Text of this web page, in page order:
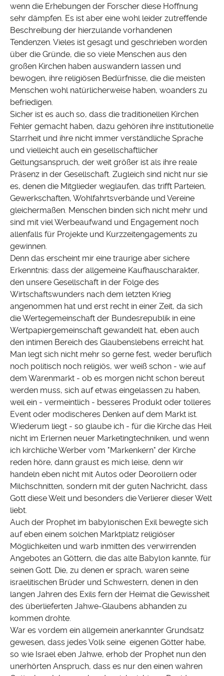
wenn die Erhebungen der Forscher diese Hoffnung
sehr dämpfen. Es ist aber eine wohl leider zutreffende
Beschreibung der hierzulande vorhandenen
Tendenzen. Vieles ist gesagt und geschrieben worden
über die Gründe, die so viele Menschen aus den
großen Kirchen haben auswandern lassen und
bewogen, ihre religiösen Bedürfnisse, die die meisten
Menschen wohl natürlicherweise haben, woanders zu
befriedigen.
Sicher ist es auch so, dass die traditionellen Kirchen
Fehler gemacht haben, dazu gehören ihre institutionelle
Starrheit und ihre nicht immer verständliche Sprache
und vielleicht auch ein gesellschaftlicher
Geltungsanspruch, der weit größer ist als ihre reale
Präsenz in der Gesellschaft. Zugleich sind nicht nur sie
es, denen die Mitglieder weglaufen, das trifft Parteien,
Gewerkschaften, Wohlfahrtsverbände und Vereine
gleichermaßen. Menschen binden sich nicht mehr und
sind mit viel Werbeaufwand und Engagement noch
allenfalls für Projekte und Kurzzeitengagements zu
gewinnen.
Denn das erscheint mir eine traurige aber sichere
Erkenntnis: dass der allgemeine Kaufhauscharakter,
den unsere Gesellschaft in der Folge des
Wirtschaftswunders nach dem letzten Krieg
angenommen hat und erst recht in einer Zeit, da sich
die Wertegemeinschaft der Bundesrepublik in eine
Wertpapiergemeinschaft gewandelt hat, eben auch
den intimen Bereich des Glaubenslebens erreicht hat.
Man legt sich nicht mehr so gerne fest, weder beruflich
noch politisch noch religiös, wer weiß schon - wie auf
dem Warenmarkt - ob es morgen nicht schon bereut
werden muss, sich auf etwas eingelassen zu haben,
weil ein - vermeintlich - besseres Produkt oder tolleres
Event oder modischeres Denken auf dem Markt ist.
Wiederum liegt - so glaube ich - für die Kirche das Heil
nicht im Erlernen neuer Marketingtechniken, und wenn
ich kirchliche Werber vom "Markenkern" der Kirche
reden höre, dann graust es mich leise, denn wir
handeln eben nicht mit Autos oder Deorollern oder
Milchschnitten, sondern mit der guten Nachricht, dass
Gott diese Welt und besonders die Verlierer dieser Welt
liebt.
Auch der Prophet im babylonischen Exil bewegte sich
auf eben einem solchen Marktplatz religiöser
Möglichkeiten und warb inmitten des verwirrenden
Angebotes an Göttern, die das alte Babylon kannte, für
seinen Gott. Die, zu denen er sprach, waren seine
israelitischen Brüder und Schwestern, denen in den
langen Jahren des Exils fern der Heimat die Gewissheit
des überlieferten Jahwe-Glaubens abhanden zu
kommen drohte.
War es vordem ein allgemein anerkannter Grundsatz
gewesen, dass jedes Volk seine eigenen Götter habe,
so wie Israel eben Jahwe, erhob der Prophet nun den
unerhörten Anspruch, dass es nur den einen wahren